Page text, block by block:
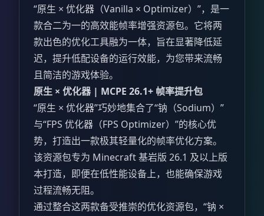
“原生 × 优化器（Vanilla × Optimizer）”，是一
款合二为一的高效能帧率增强资源包。它将两
款出色的优化工具融为一体，旨在显著降低延
迟，提升低配设备的运行效能，为您带来流畅
且简洁的游戏体验。
原生 × 优化器 | MCPE 26.1+ 帧率提升包
“原生 × 优化器”巧妙地集合了“钠（Sodium）”
与“FPS 优化器（FPS Optimizer）”的核心优
势，打造出一款极其轻量化的帧率优化方案。
该资源包专为 Minecraft 基岩版 26.1 及以上版
本打造，即便在低性能设备上，也能确保游戏
过程流畅无阻。
通过整合这两款备受推崇的优化资源包，“钠 ×